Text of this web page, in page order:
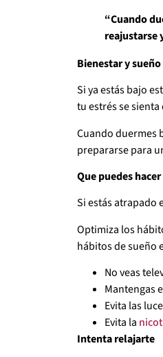
“Cuando
reajustarse
Bienestar y sueño
Si ya estás bajo
tu estrés se
Cuando duermes
prepararse para
Que puedes
Si estás atrapado
Optimiza los
hábitos de sueño
No veas
Mantengas
Evita las
Evita la
Intenta relajarte